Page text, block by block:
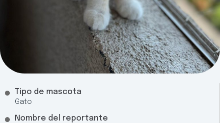
Tipo de mascota
Gato
Nombre del reportante